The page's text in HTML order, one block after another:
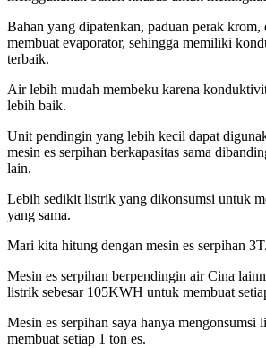
Bahan yang dipatenkan, paduan perak
membuat evaporator, sehingga memiliki
terbaik.
Air lebih mudah membeku karena
lebih baik.
Unit pendingin yang lebih kecil dapat
mesin es serpihan berkapasitas sama
lain.
Lebih sedikit listrik yang dikonsumsi untuk
yang sama.
Mari kita hitung dengan mesin es serpihan
Mesin es serpihan berpendingin air Cina
listrik sebesar 105KWH untuk membuat
Mesin es serpihan saya hanya
membuat setiap 1 ton es.